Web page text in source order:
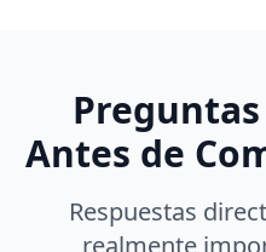
Antes de
Respuestas